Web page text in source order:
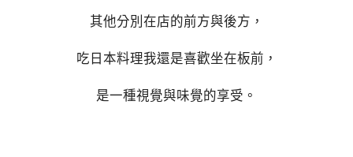
其他分別在店的前方與後方，
吃日本料理我還是喜歡坐在板前，
是一種視覺與味覺的享受。